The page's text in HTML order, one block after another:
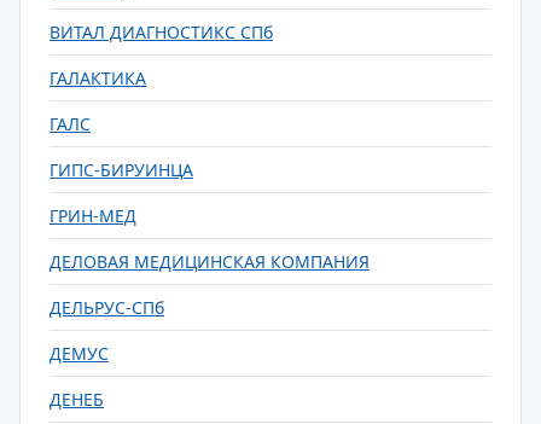
ВИТАЛ ДИАГНОСТИКС СПб
ГАЛАКТИКА
ГАЛС
ГИПС-БИРУИНЦА
ГРИН-МЕД
ДЕЛОВАЯ МЕДИЦИНСКАЯ КОМПАНИЯ
ДЕЛЬРУС-СПб
ДЕМУС
ДЕНЕБ